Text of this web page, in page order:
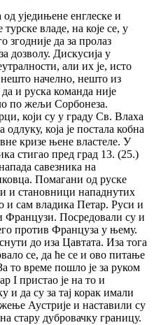
уједињене енглеске и
владе, на које се, у
да за пролаз
дозволу. Дискусија у
али их је, исто
нешто начелно, нешто из
и руска команда није
по жељи Сорбонеза.
који су у граду Св. Влаха
која је постала кобна
кризе њене властеле. У
стигао пред град 13. (25.)
савезника на
Помагани од руске
и становници нападнутих
и сам владика Петар. Руси и
Французи. Посредовали су и
против Француза у њему.
до иза Цавтата. Иза тога
се, да ће се и ово питање
то време пошло је за руком
I пристао је на то и
и да су за тај корак имали
Аустрије и наставили су
стару дубровачку границу.